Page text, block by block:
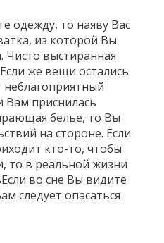
одежду, то наяву Вас
из которой Вы
Чисто выстиранная
же вещи остались
Вам приснилась
белье, то Вы
на стороне. Если
кто-то, чтобы
то в реальной жизни
во сне Вы видите
следует опасаться